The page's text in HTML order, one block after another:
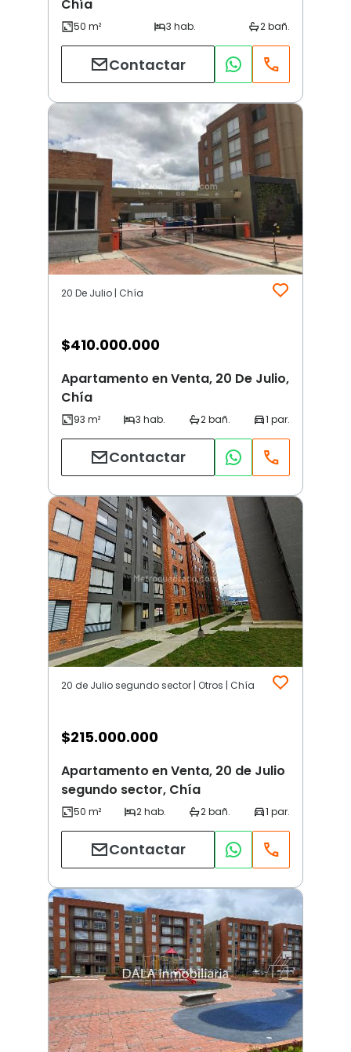
Chía
Contactar
20 De Julio | Chía
$410.000.000
Apartamento en Venta, 20 De Julio,
Chía
Contactar
20 de Julio segundo sector | Otros | Chía
$215.000.000
Apartamento en Venta, 20 de Julio
segundo sector, Chía
Contactar